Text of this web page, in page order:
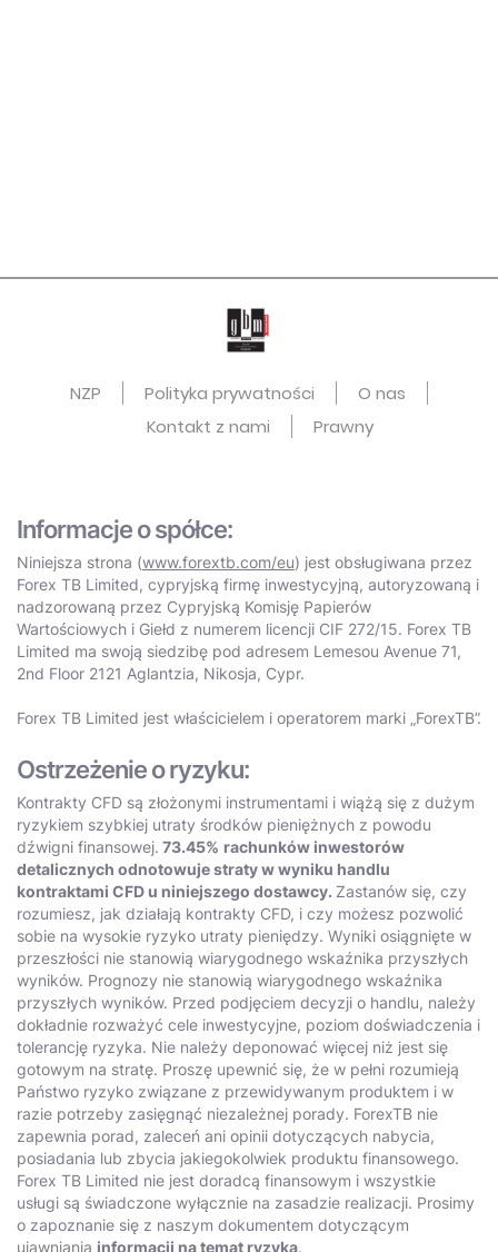
NZP Polityka prywatności
O nas
Kontakt z nami
Prawny
Informacje o spółce:
Niniejsza strona (www.forextb.com/eu) jest obsługiwana przez
Forex TB Limited, cypryjską firmę inwestycyjną, autoryzowaną i
nadzorowaną przez Cypryjską Komisję Papierów
Wartościowych i Giełd z numerem licencji CIF 272/15. Forex TB
Limited ma swoją siedzibę pod adresem Lemesou Avenue 71,
2nd Floor 2121 Aglantzia, Nikosja, Cypr.
Forex TB Limited jest właścicielem i operatorem marki „ForexTB”.
Ostrzeżenie o ryzyku:
Kontrakty CFD są złożonymi instrumentami i wiążą się z dużym
ryzykiem szybkiej utraty środków pieniężnych z powodu
dźwigni finansowej. 73.45% rachunków inwestorów
detalicznych odnotowuje straty w wyniku handlu
kontraktami CFD u niniejszego dostawcy. Zastanów się, czy
rozumiesz, jak działają kontrakty CFD, i czy możesz pozwolić
sobie na wysokie ryzyko utraty pieniędzy. Wyniki osiągnięte w
przeszłości nie stanowią wiarygodnego wskaźnika przyszłych
wyników. Prognozy nie stanowią wiarygodnego wskaźnika
przyszłych wyników. Przed podjęciem decyzji o handlu, należy
dokładnie rozważyć cele inwestycyjne, poziom doświadczenia i
tolerancję ryzyka. Nie należy deponować więcej niż jest się
gotowym na stratę. Proszę upewnić się, że w pełni rozumieją
Państwo ryzyko związane z przewidywanym produktem i w
razie potrzeby zasięgnąć niezależnej porady. ForexTB nie
zapewnia porad, zaleceń ani opinii dotyczących nabycia,
posiadania lub zbycia jakiegokolwiek produktu finansowego.
Forex TB Limited nie jest doradcą finansowym i wszystkie
usługi są świadczone wyłącznie na zasadzie realizacji. Prosimy
o zapoznanie się z naszym dokumentem dotyczącym
ujawniania informacji na temat ryzyka.